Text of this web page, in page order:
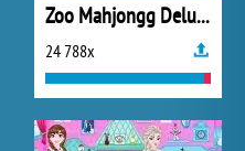
Zoo Mahjongg Deluxe
24 788x